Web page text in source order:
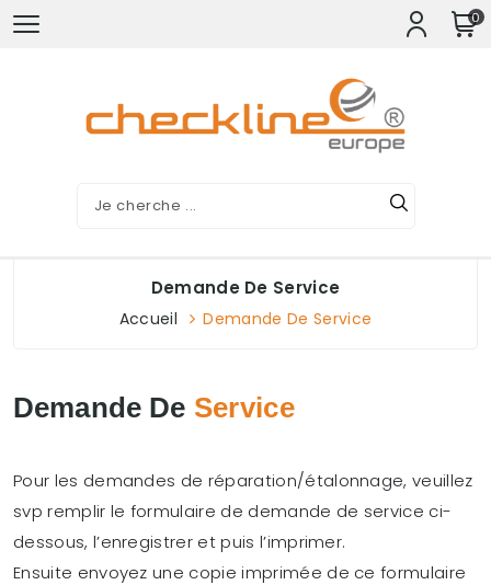
0
Demande De Service
Accueil Demande De Service
Demande De Service
Pour les demandes de réparation/étalonnage, veuillez
svp remplir le formulaire de demande de service ci-
dessous, l’enregistrer et puis l’imprimer.
Ensuite envoyez une copie imprimée de ce formulaire